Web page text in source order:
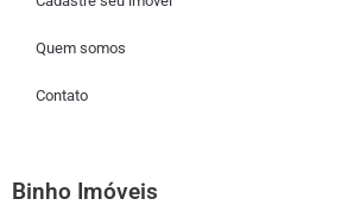
Quem somos
Contato
Binho Imóveis